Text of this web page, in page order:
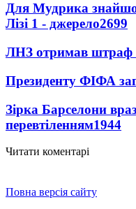
Для Мудрика
Лізі 1 - джерело2699
ЛНЗ отримав штраф
Президенту ФІФА
Зірка Барселони
перевтіленням1944
Читати коментарі
Повна версія сайту